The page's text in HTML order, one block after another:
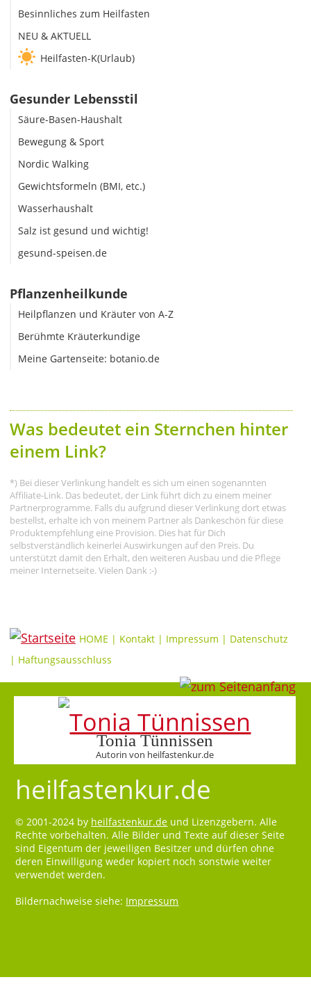
Besinnliches zum Heilfasten
NEU & AKTUELL
Heilfasten-K(Urlaub)
Gesunder Lebensstil
Säure-Basen-Haushalt
Bewegung & Sport
Nordic Walking
Gewichtsformeln (BMI, etc.)
Wasserhaushalt
Salz ist gesund und wichtig!
gesund-speisen.de
Pflanzenheilkunde
Heilpflanzen und Kräuter von A-Z
Berühmte Kräuterkundige
Meine Gartenseite: botanio.de
Was bedeutet ein Sternchen hinter
einem Link?
*) Bei dieser Verlinkung handelt es sich um einen sogenannten
Affiliate-Link. Das bedeutet, der Link führt dich zu einem meiner
Partnerprogramme. Falls du aufgrund dieser Verlinkung dort etwas
bestellst, erhalte ich von meinem Partner als Dankeschön für diese
Produktempfehlung eine Provision. Dies hat für Dich
selbstverständlich keinerlei Auswirkungen auf den Preis. Du
unterstützt damit den Erhalt, den weiteren Ausbau und die Pflege
meiner Internetseite. Vielen Dank :-)
HOME | Kontakt | Impressum | Datenschutz
| Haftungsausschluss
Tonia Tünnissen
Autorin von heilfastenkur.de
heilfastenkur.de
© 2001-2024 by heilfastenkur.de und Lizenzgebern. Alle
Rechte vorbehalten. Alle Bilder und Texte auf dieser Seite
sind Eigentum der jeweiligen Besitzer und dürfen ohne
deren Einwilligung weder kopiert noch sonstwie weiter
verwendet werden.
Bildernachweise siehe: Impressum